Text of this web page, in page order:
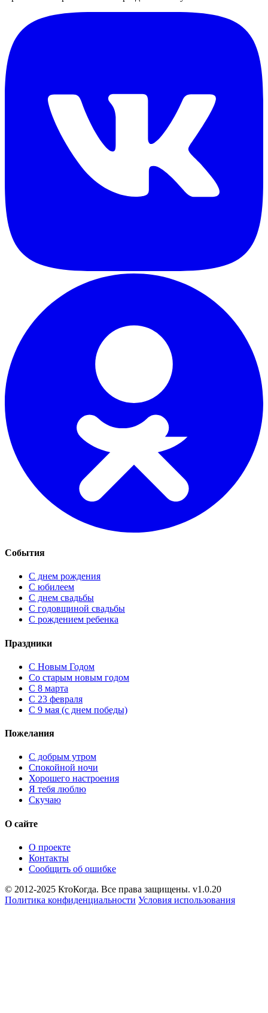
События
С днем рождения
С юбилеем
С днем свадьбы
С годовщиной свадьбы
С рождением ребенка
Праздники
C Новым Годом
Cо старым новым годом
С 8 марта
С 23 февраля
С 9 мая (с днем победы)
Пожелания
С добрым утром
Спокойной ночи
Хорошего настроения
Я тебя люблю
Скучаю
О сайте
О проекте
Контакты
Сообщить об ошибке
© 2012-2025 КтоКогда. Все права защищены. v1.0.20
Политика конфиденциальности Условия использования